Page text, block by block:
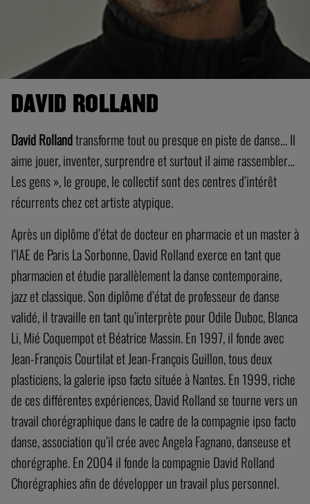
DAVID ROLLAND
David Rollandtransforme tout ou presque en piste de danse… Il
aime jouer, inventer, surprendre et surtout il aime rassembler…
Les gens », le groupe, le collectif sont des centres d’intérêt
récurrents chez cet artiste atypique.
Après un diplôme d’état de docteur en pharmacie et un master à
l’IAE de Paris La Sorbonne, David Rolland exerce en tant que
pharmacien et étudie parallèlement la danse contemporaine,
jazz et classique. Son diplôme d’état de professeur de danse
validé, il travaille en tant qu’interprète pour Odile Duboc, Blanca
Li, Mié Coquempot et Béatrice Massin. En 1997, il fonde avec
Jean-François Courtilat et Jean-François Guillon, tous deux
plasticiens, la galerie ipso facto située à Nantes. En 1999, riche
de ces différentes expériences, David Rolland se tourne vers un
travail chorégraphique dans le cadre de la compagnie ipso facto
danse, association qu’il crée avec Angela Fagnano, danseuse et
chorégraphe. En 2004 il fonde la compagnie David Rolland
Chorégraphies afin de développer un travail plus personnel.